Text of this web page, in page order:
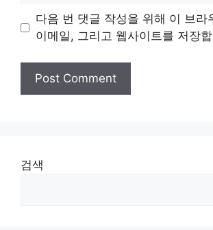
다음 번 댓글 작성을 위해 이 브라
이메일, 그리고 웹사이트를 저장
검색